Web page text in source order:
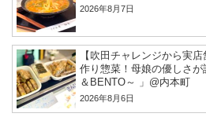
2026年8月7日
【吹田チャレンジから実
作り惣菜！母娘の優しさ
＆BENTO～ 」@内本町
2026年8月6日